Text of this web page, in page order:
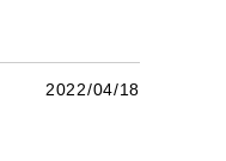
2022/04/18